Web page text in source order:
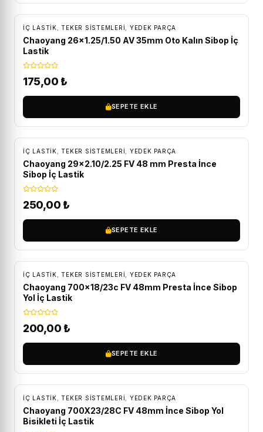
İÇ LASTIK ,TEKER SISTEMLERI YEDEK PARÇA
Chaoyang 26×1.25/1.50 AV 35mm Oto Kalın Sibop İç
Lastik
175,00 ₺
SEPETE EKLE
İÇ LASTIK ,TEKER SISTEMLERI YEDEK PARÇA
Chaoyang 29×2.10/2.25 FV 48 mm Presta İnce
Sibop İç Lastik
250,00 ₺
SEPETE EKLE
İÇ LASTIK ,TEKER SISTEMLERI YEDEK PARÇA
Chaoyang 700×18/23c FV 48mm Presta İnce Sibop
Yol İç Lastik
200,00 ₺
SEPETE EKLE
İÇ LASTIK ,TEKER SISTEMLERI YEDEK PARÇA
Chaoyang 700X23/28C FV 48mm İnce Sibop Yol
Bisikleti İç Lastik